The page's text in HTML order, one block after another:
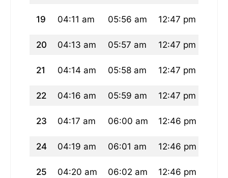
19 04:11 am 05:56 am 12:47 pm
20 04:13 am 05:57 am 12:47 pm
21 04:14 am 05:58 am 12:47 pm
22 04:16 am 05:59 am 12:47 pm
23 04:17 am 06:00 am 12:46 pm
24 04:19 am 06:01 am 12:46 pm
25 04:20 am 06:02 am 12:46 pm